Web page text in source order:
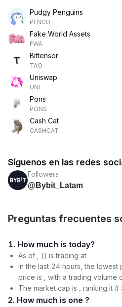
Pudgy Penguins
PENGU
Fake World Assets
FWA
Bittensor
TAO
Uniswap
UNI
Pons
PONS
Cash Cat
CASHCAT
Síguenos en las redes
Followers
@Bybit_Latam
Preguntas frecuentes
1. How much is today?
As of , () is trading at .
In the last 24 hours, the lowest
price is , with a trading volume
The market cap is , ranking it
2. How much is one ?